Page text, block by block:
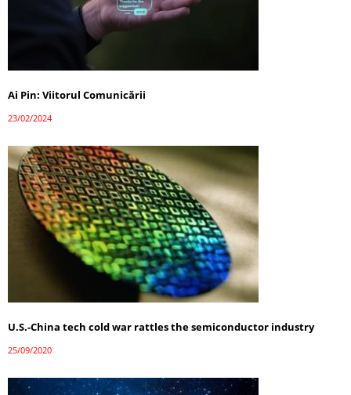
Ai Pin: Viitorul Comunicării
23/02/2024
U.S.-China tech cold war rattles the semiconductor industry
25/09/2020